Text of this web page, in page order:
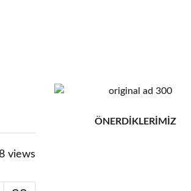
views
ÖNERDİKLERİMİZ